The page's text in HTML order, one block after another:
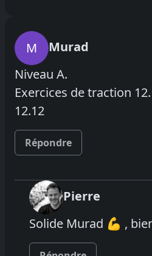
M
Murad
Niveau A.
Exercices de traction
12.12
Répondre
Pierre
Solide Murad 💪 ,